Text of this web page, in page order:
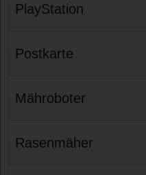
PlayStation
Postkarte
Mähroboter
Rasenmäher